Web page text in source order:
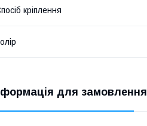
кріплення
для замовлення